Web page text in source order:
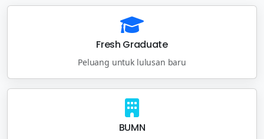
Fresh Graduate
Peluang untuk lulusan baru
BUMN